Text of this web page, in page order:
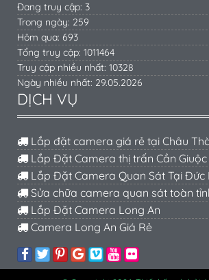
Đang truy cập: 3
Trong ngày: 259
Hôm qua: 693
Tổng truy cập: 1011464
Truy cập nhiều nhất: 10328
Ngày nhiều nhất: 29.05.2026
DỊCH VỤ
Lắp đặt camera giá rẻ tại Châu
Lắp Đặt Camera thị trấn Cần Giuộc
Lắp Đặt Camera Quan Sát Tại Đức
Sửa chữa camera quan sát toàn
Lắp Đặt Camera Long An
Camera Long An Giá Rẻ